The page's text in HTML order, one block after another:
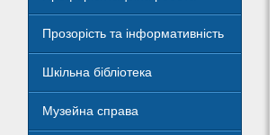
Прозорість та інформативність
Шкільна бібліотека
Музейна справа